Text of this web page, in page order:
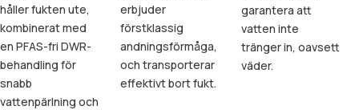
håller fukten ute,
kombinerat med
en PFAS-fri DWR-
behandling för
snabb
vattenpärlning och
erbjuder
förstklassig
andningsförmåga,
och transporterar
effektivt bort fukt.
garantera att
vatten inte
tränger in, oavsett
väder.